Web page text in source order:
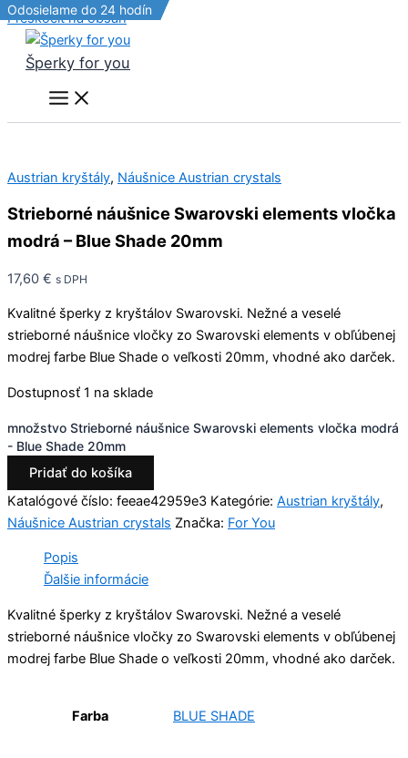
Preskočiť na obsah
Šperky for you
Odosielame do 24 hodín
Austrian kryštály, Náušnice Austrian crystals
Strieborné náušnice Swarovski elements vločka
modrá – Blue Shade 20mm
17,60 € s DPH
Kvalitné šperky z kryštálov Swarovski. Nežné a veselé
strieborné náušnice vločky zo Swarovski elements v obľúbenej
modrej farbe Blue Shade o veľkosti 20mm, vhodné ako darček.
Dostupnosť 1 na sklade
množstvo Strieborné náušnice Swarovski elements vločka modrá
- Blue Shade 20mm
Pridať do košíka
Katalógové číslo: feeae42959e3 Kategórie: Austrian kryštály,
Náušnice Austrian crystals Značka: For You
Popis
Ďalšie informácie
Kvalitné šperky z kryštálov Swarovski. Nežné a veselé
strieborné náušnice vločky zo Swarovski elements v obľúbenej
modrej farbe Blue Shade o veľkosti 20mm, vhodné ako darček.
Farba BLUE SHADE
Odosielame do 24 hodín
Odosielame do 24 hodín
Odosielame do 24 hodín